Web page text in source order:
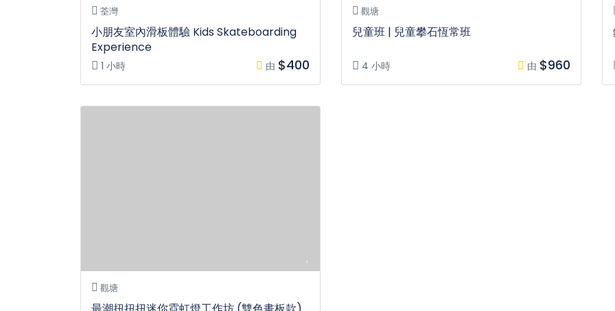
荃灣
小朋友室內滑板體驗 Kids Skateboarding
Experience
1 小時 由 $400
觀塘
兒童班 | 兒童攀石恆常班
4 小時 由 $960
觀塘